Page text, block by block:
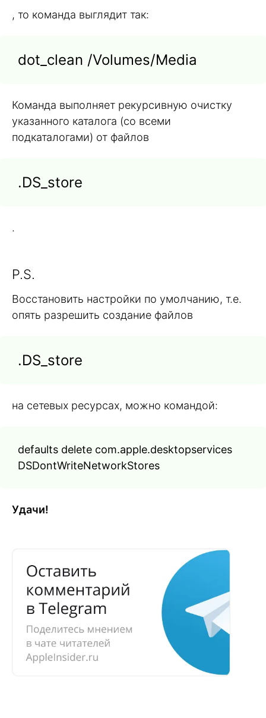
, то команда выглядит так:
dot_clean /Volumes/Media
Команда выполняет рекурсивную очистку
указанного каталога (со всеми
подкаталогами) от файлов
.DS_store
.
P.S.
Восстановить настройки по умолчанию, т.е.
опять разрешить создание файлов
.DS_store
на сетевых ресурсах, можно командой:
defaults delete com.apple.desktopservices
DSDontWriteNetworkStores
Удачи!